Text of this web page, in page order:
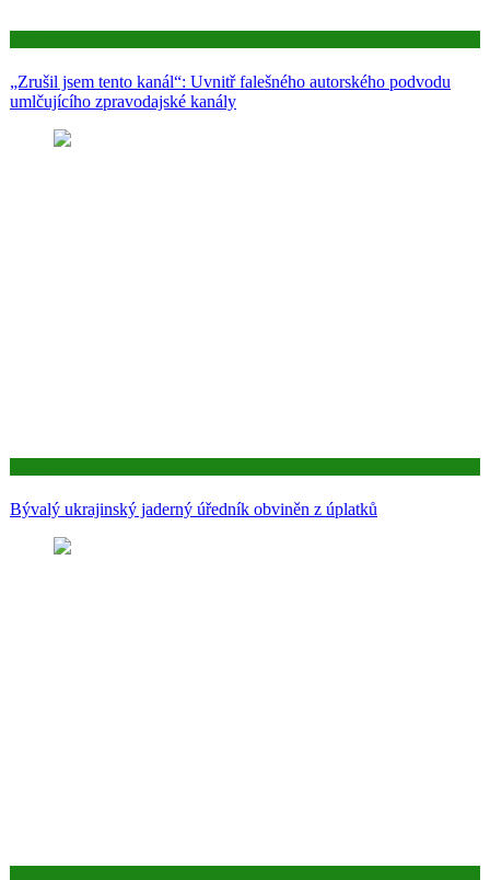
„Zrušil jsem tento kanál“: Uvnitř falešného autorského podvodu
umlčujícího zpravodajské kanály
Bývalý ukrajinský jaderný úředník obviněn z úplatků